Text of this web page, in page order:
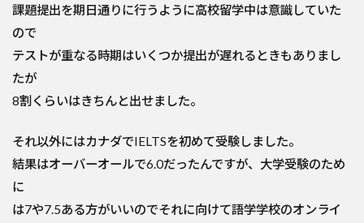
課題提出を期日通りに行うように高校留学中は意識していた
ので
テストが重なる時期はいくつか提出が遅れるときもありまし
たが
8割くらいはきちんと出せました。
それ以外にはカナダでIELTSを初めて受験しました。
結果はオーバーオールで6.0だったんですが、大学受験のため
に
は7や7.5ある方がいいのでそれに向けて語学学校のオンライ